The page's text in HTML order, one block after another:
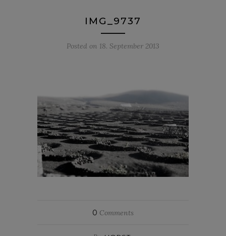
IMG_9737
Posted on 18. September 2013
0 Comments